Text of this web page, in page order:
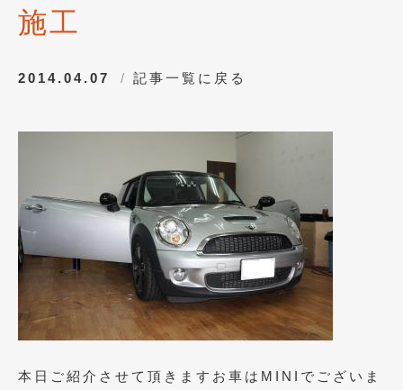
2025年10月
2024年12月 (1)
2024年6月(1)
2024年4月(1)
2024年1月(1)
2023年12月(2)
2023年11月(1)
2023年10月(2)
施工
2014.04.07 記事一覧に戻る
本日ご紹介させて頂きますお車はMINIでございま